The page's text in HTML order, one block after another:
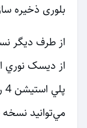
بلوری ذخیره
از طرف ديگر
از دیسک نوري
مي‌توانيد